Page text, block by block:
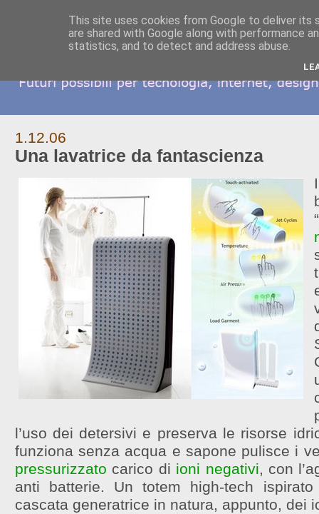
1.12.06
Una lavatrice da fantascienza
“
l’uso dei detersivi e preserva le risorse
funziona senza acqua e sapone pulisce i
pressurizzato carico di ioni negativi, con
anti batterie. Un totem high-tech
cascata generatrice in natura, appunto, dei
This site uses cookies from Google to deliver its
are shared with Google along with performance
statistics, and to detect and address abuse.